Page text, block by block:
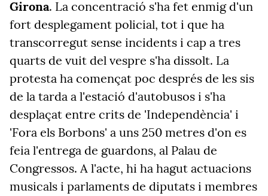
Girona. La concentració s'ha fet enmig d'un
fort desplegament policial, tot i que ha
transcorregut sense incidents i cap a tres
quarts de vuit del vespre s'ha dissolt. La
protesta ha començat poc després de les sis
de la tarda a l'estació d'autobusos i s'ha
desplaçat entre crits de 'Independència' i
'Fora els Borbons' a uns 250 metres d'on es
feia l'entrega de guardons, al Palau de
Congressos. A l'acte, hi ha hagut actuacions
musicals i parlaments de diputats i membres